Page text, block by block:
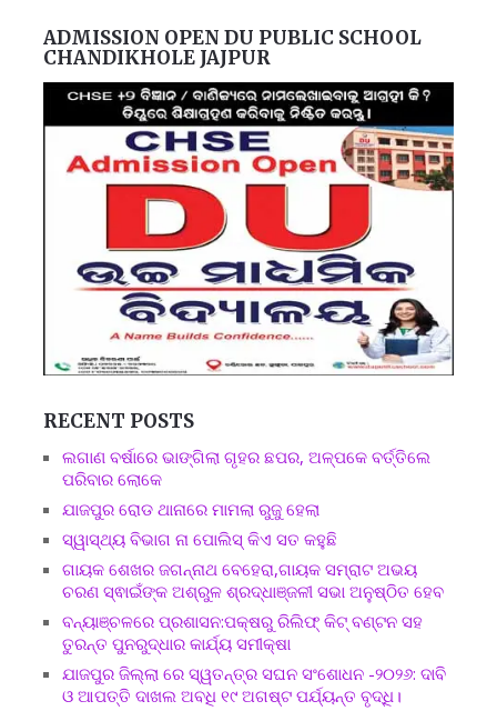
ADMISSION OPEN DU PUBLIC SCHOOL
CHANDIKHOLE JAJPUR
RECENT POSTS
ଲଗାଣ ବର୍ଷାରେ ଭାଙ୍ଗିଲା ଗୃହର ଛପର, ଅଳ୍ପକେ ବର୍ତ୍ତିଲେ
ପରିବାର ଲୋକେ
ଯାଜପୁର ରୋଡ ଥାନାରେ ମାମଲା ରୁଜୁ ହେଲା
ସ୍ୱାସ୍ଥ୍ୟ ବିଭାଗ ନା ପୋଲିସ୍ କିଏ ସତ କହୁଛି
ଗାୟକ ଶେଖର ଜଗନ୍ନାଥ ବେହେରା,ଗାୟକ ସମ୍ରାଟ ଅଭୟ
ଚରଣ ସ୍ଵାଇଁଙ୍କ ଅଶ୍ରୁଳ ଶ୍ରଦ୍ଧାଞ୍ଜଳୀ ସଭା ଅନୁଷ୍ଠିତ ହେବ
ବନ୍ୟାଞ୍ଚଳରେ ପ୍ରଶାସନ:ପକ୍ଷରୁ ରିଲିଫ୍ କିଟ୍ ବଣ୍ଟନ ସହ
ତୁରନ୍ତ ପୁନରୁଦ୍ଧାର କାର୍ଯ୍ୟ ସମୀକ୍ଷା
ଯାଜପୁର ଜିଲ୍ଲା ରେ ସ୍ୱତନ୍ତ୍ର ସଘନ ସଂଶୋଧନ -୨୦୨୬: ଦାବି
ଓ ଆପତ୍ତି ଦାଖଲ ଅବଧି ୧୯ ଅଗଷ୍ଟ ପର୍ଯ୍ୟନ୍ତ ବୃଦ୍ଧି।